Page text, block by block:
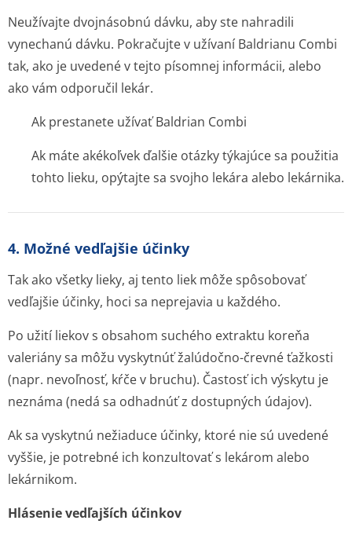
Neužívajte dvojnásobnú dávku, aby ste nahradili
vynechanú dávku. Pokračujte v užívaní Baldrianu Combi
tak, ako je uvedené v tejto písomnej informácii, alebo
ako vám odporučil lekár.
Ak prestanete užívať Baldrian Combi
Ak máte akékoľvek ďalšie otázky týkajúce sa použitia
tohto lieku, opýtajte sa svojho lekára alebo lekárnika.
4. Možné vedľajšie účinky
Tak ako všetky lieky, aj tento liek môže spôsobovať
vedľajšie účinky, hoci sa neprejavia u každého.
Po užití liekov s obsahom suchého extraktu koreňa
valeriány sa môžu vyskytnúť žalúdočno-črevné ťažkosti
(napr. nevoľnosť, kŕče v bruchu). Častosť ich výskytu je
neznáma (nedá sa odhadnúť z dostupných údajov).
Ak sa vyskytnú nežiaduce účinky, ktoré nie sú uvedené
vyššie, je potrebné ich konzultovať s lekárom alebo
lekárnikom.
Hlásenie vedľajších účinkov